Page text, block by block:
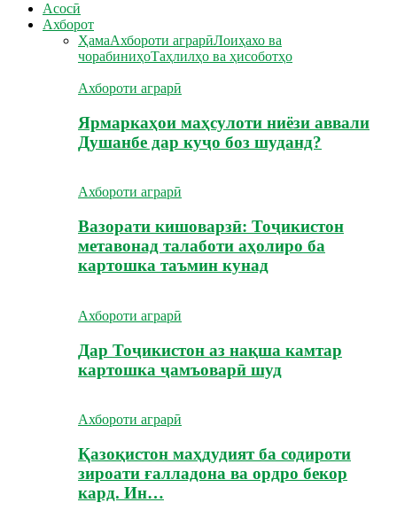
Асосӣ
Ахборот
ҲамаАхбороти аграрӣЛоиҳахо ва
чорабиниҳоТаҳлилҳо ва ҳисоботҳо
Ахбороти аграрӣ
Ярмаркаҳои маҳсулоти ниёзи аввали
Душанбе дар куҷо боз шуданд?
Ахбороти аграрӣ
Вазорати кишоварзӣ: Тоҷикистон
метавонад талаботи аҳолиро ба
картошка таъмин кунад
Ахбороти аграрӣ
Дар Тоҷикистон аз нақша камтар
картошка ҷамъоварӣ шуд
Ахбороти аграрӣ
Қазоқистон маҳдудият ба содироти
зироати ғалладона ва ордро бекор
кард. Ин…